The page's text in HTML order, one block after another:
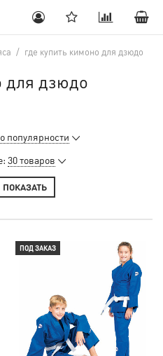
/ где купить кимоно для дзюдо
для дзюдо
популярности
30 товаров
ПОКАЗАТЬ
ПОД ЗАКАЗ